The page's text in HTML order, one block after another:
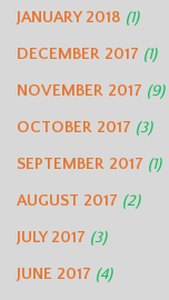
JANUARY 2018 (1)
DECEMBER 2017 (1)
NOVEMBER 2017 (9)
OCTOBER 2017 (3)
SEPTEMBER 2017 (1)
AUGUST 2017 (2)
JULY 2017 (3)
JUNE 2017 (4)